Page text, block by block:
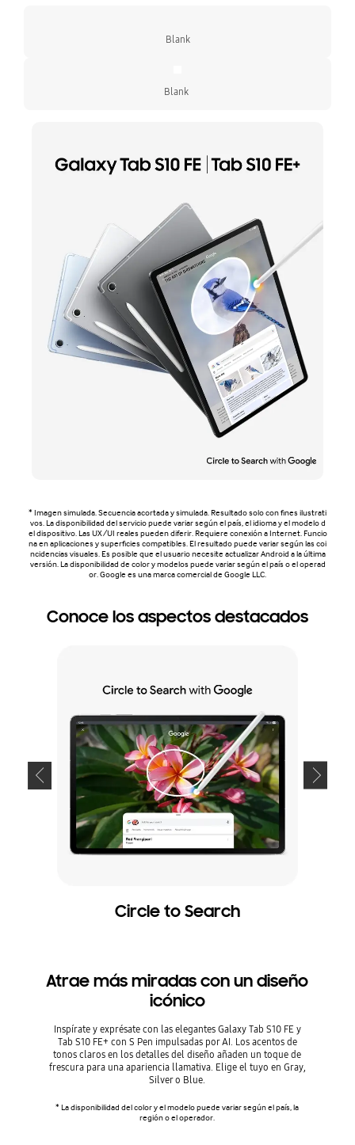
Blank
Blank
* Imagen simulada. Secuencia acortada y simulada. Resultado solo con fines ilustrati
vos. La disponibilidad del servicio puede variar según el país, el idioma y el modelo d
el dispositivo. Las UX/UI reales pueden diferir. Requiere conexión a Internet. Funcio
na en aplicaciones y superficies compatibles. El resultado puede variar según las coi
ncidencias visuales. Es posible que el usuario necesite actualizar Android a la última
versión. La disponibilidad de color y modelos puede variar según el país o el operad
or. Google es una marca comercial de Google LLC.
Conoce los aspectos destacados
Circle to Search
Atrae más miradas con un diseño
icónico
Inspírate y exprésate con las elegantes Galaxy Tab S10 FE y
Tab S10 FE+ con S Pen impulsadas por AI. Los acentos de
tonos claros en los detalles del diseño añaden un toque de
frescura para una apariencia llamativa. Elige el tuyo en Gray,
Silver o Blue.
* La disponibilidad del color y el modelo puede variar según el país, la
región o el operador.